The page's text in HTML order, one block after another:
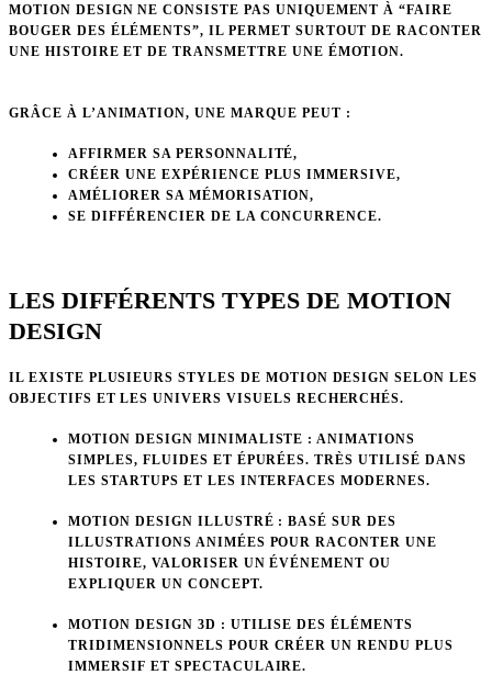
MOTION DESIGN NE CONSISTE PAS UNIQUEMENT À “FAIRE
BOUGER DES ÉLÉMENTS”, IL PERMET SURTOUT DE RACONTER
UNE HISTOIRE ET DE TRANSMETTRE UNE ÉMOTION.
GRÂCE À L’ANIMATION, UNE MARQUE PEUT :
AFFIRMER SA PERSONNALITÉ,
CRÉER UNE EXPÉRIENCE PLUS IMMERSIVE,
AMÉLIORER SA MÉMORISATION,
SE DIFFÉRENCIER DE LA CONCURRENCE.
LES DIFFÉRENTS TYPES DE MOTION
DESIGN
IL EXISTE PLUSIEURS STYLES DE MOTION DESIGN SELON LES
OBJECTIFS ET LES UNIVERS VISUELS RECHERCHÉS.
MOTION DESIGN MINIMALISTE : ANIMATIONS
SIMPLES, FLUIDES ET ÉPURÉES. TRÈS UTILISÉ DANS
LES STARTUPS ET LES INTERFACES MODERNES.
MOTION DESIGN ILLUSTRÉ : BASÉ SUR DES
ILLUSTRATIONS ANIMÉES POUR RACONTER UNE
HISTOIRE, VALORISER UN ÉVÉNEMENT OU
EXPLIQUER UN CONCEPT.
MOTION DESIGN 3D : UTILISE DES ÉLÉMENTS
TRIDIMENSIONNELS POUR CRÉER UN RENDU PLUS
IMMERSIF ET SPECTACULAIRE.